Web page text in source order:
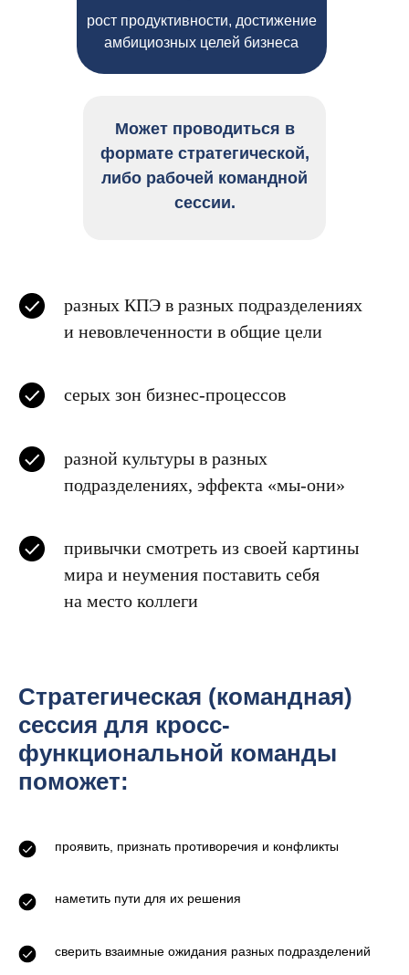
рост продуктивности, достижение
амбициозных целей бизнеса
Может проводиться в
формате стратегической,
либо рабочей командной
сессии.
в межфункциональном
(горизонтальном)
и системы связаны, так и в организации
все подразделения взаимозависимы
а также качество внутренней среды
внутренней среды).
разных КПЭ в разных подразделениях
и невовлеченности в общие цели
серых зон бизнес-процессов
разной культуры в разных
подразделениях, эффекта «мы-они»
привычки смотреть из своей картины
мира и неумения поставить себя
на место коллеги
Стратегическая (командная)
сессия для кросс-
функциональной команды
поможет:
проявить, признать противоречия и конфликты
наметить пути для их решения
сверить взаимные ожидания разных подразделений